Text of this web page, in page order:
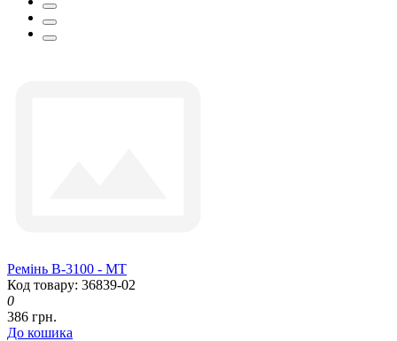
Ремінь В-3100 - МТ
Код товару: 36839-02
0
386 грн.
До кошика